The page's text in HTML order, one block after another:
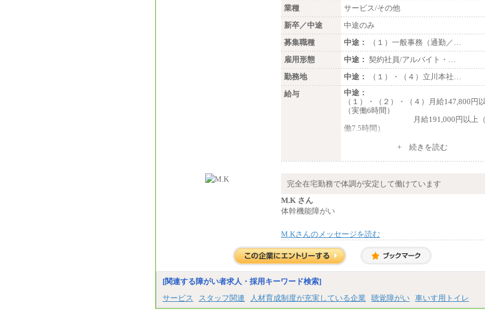
00円、※3…28,000円、※4…25,000円、
5…23,000円）
・試用期間中も給与変更なし
●基幹職（地域限定社員）
・大学・院卒／月給185,000 円～219,000
※勤務地により異なる。
〈東京・神奈川〉
0 円 〈大阪・兵庫〉209,000 円
〈愛知〉194,500 円
〈福岡〉185,000 円
・専門・短大卒／月給185,000 円～
円 ※勤務地により異なる。
000 円 〈大阪・兵庫〉200,000 円
※基本給のみ（地域手当なし）
2,000円～(※3)、239,000円～(※4)、
・月給は一律地域手当を含んだ金額を表
（※1…36,000円、※2…33,000円、
00円、※4…25,000円、※5…23,000円）
◆正社員/基幹職
〈東京・神奈川〉月給219,000 円～ 〈大
業種
サービス/その他
新卒／中途
中途のみ
募集職種
中途：
（１）一般事務（通勤／…
雇用形態
中途： 契約社員/アルバイト・…
勤務地
中途：
（１）・（４）立川本社…
給与
中途：
（１）・（２）・（４）月給147,800円
（実働6時間）
月給191,000円以上（
働7.5時間）
（３）月給191,000円以上（実働7.5時間）
（５）月給147,800円以上（実働6時間）
時給 1,226円（実働4.5時間）
※基本給に加算して以下手当有（
※全ての求人において試用期間中も給与
更はございません。
+ 続きを読む
完全在宅勤務で体調が安定して働けています
M.K さん
体幹機能障がい
M.Kさんのメッセージを読む
[関連する障がい者求人・採用キーワード検索]
サービス
スタッフ関連 人材育成制度が充実している企業 聴覚障がい 車いす用トイレ